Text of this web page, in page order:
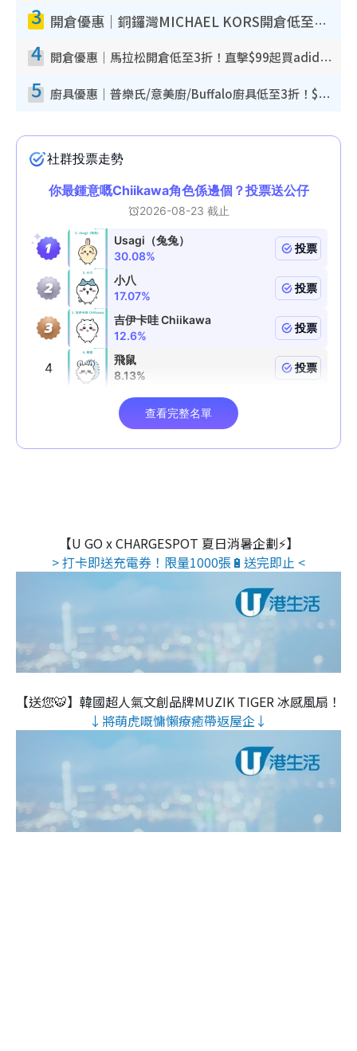
3 開倉優惠｜銅鑼灣MICHAEL KORS開倉低至17折！直擊$500起買手袋/銀包/鞋款 必買經典Jet Set系列
4 開倉優惠｜馬拉松開倉低至3折！直擊$99起買adidas／New Balance／Puma鞋款 STANLEY保溫杯劈價至$119起
5 廚具優惠｜普樂氏/意美廚/Buffalo廚具低至3折！$89起買煎鍋／炒鑊／個人鍋 同場小家電激減至$99起
【U GO x CHARGESPOT 夏日消暑企劃⚡】
> 打卡即送充電券！限量1000張🔋送完即止 <
【送您🐯】韓國超人氣文創品牌MUZIK TIGER 冰感風扇！
↓將萌虎嘅慵懶療癒帶返屋企↓